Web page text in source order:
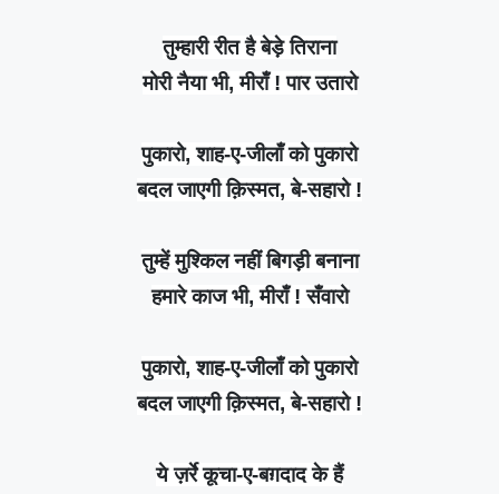
तुम्हारी रीत है बेड़े तिराना
मोरी नैया भी, मीराँ ! पार उतारो
पुकारो, शाह-ए-जीलाँ को पुकारो
बदल जाएगी क़िस्मत, बे-सहारो !
तुम्हें मुश्किल नहीं बिगड़ी बनाना
हमारे काज भी, मीराँ ! सँवारो
पुकारो, शाह-ए-जीलाँ को पुकारो
बदल जाएगी क़िस्मत, बे-सहारो !
ये ज़र्रे कूचा-ए-बग़दाद के हैं